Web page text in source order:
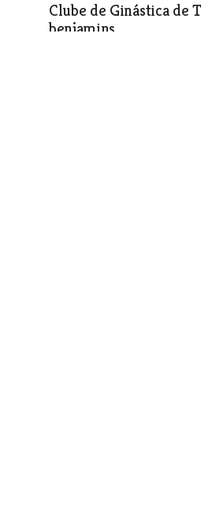
Clube de Ginástica de
benjamins